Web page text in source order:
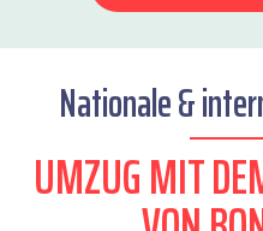
Nationale &
UMZUG MIT